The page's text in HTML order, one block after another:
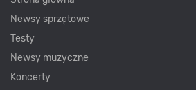
Newsy sprzętowe
Testy
Newsy muzyczne
Koncerty